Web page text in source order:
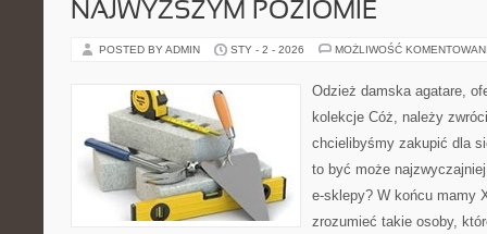
NAJWYŻSZYM POZIOMIE
POSTED BY ADMIN STY - 2 - 2026 MOŻLIWOŚĆ
Odzież damska agatare,
kolekcje Cóż, należy
chcielibyśmy zakupić dla
to być może
e-sklepy? W końcu mamy
zrozumieć takie osoby,